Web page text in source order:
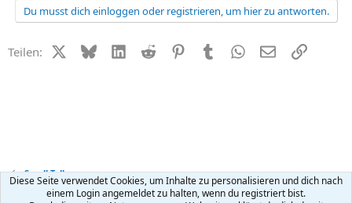
Du musst dich einloggen oder registrieren, um hier zu antworten.
Teilen: X (Twitter)
BlueskyLinkedIn
Reddit PinterestTumblr WhatsApp
E-MailLink
Small Talk
Diese Seite verwendet Cookies, um Inhalte zu personalisieren und dich nach
einem Login angemeldet zu halten, wenn du registriert bist.